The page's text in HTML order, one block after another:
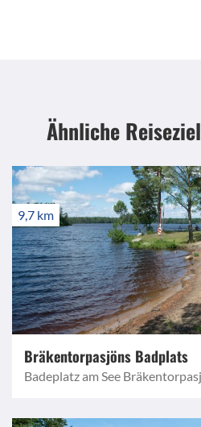
Ähnliche
9,7 km
Bräkentorpasjöns Badplats
Badeplatz am See